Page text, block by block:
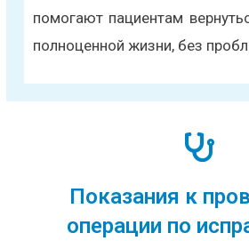
помогают пациентам
полноценной жизни, без
Показания к
операции по